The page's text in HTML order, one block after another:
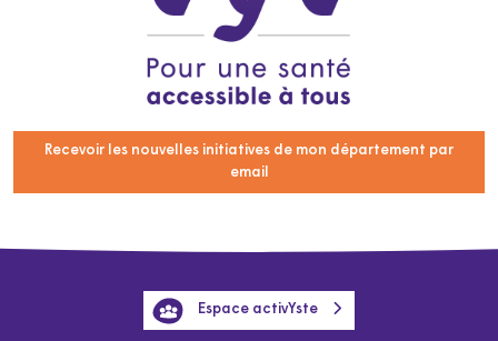
Recevoir les nouvelles initiatives de mon département par
email
Espace activYste